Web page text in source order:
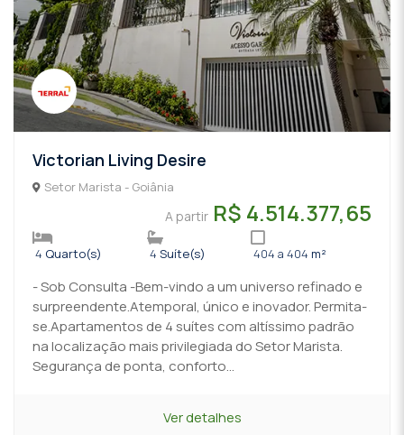
Victorian Living Desire
Setor Marista - Goiânia
A partir R$ 4.514.377,65
4 Quarto(s) 4 Suíte(s) 404 a 404 m²
- Sob Consulta -Bem-vindo a um universo refinado e
surpreendente.Atemporal, único e inovador. Permita-
se.Apartamentos de 4 suítes com altíssimo padrão
na localização mais privilegiada do Setor Marista.
Segurança de ponta, conforto...
Ver detalhes